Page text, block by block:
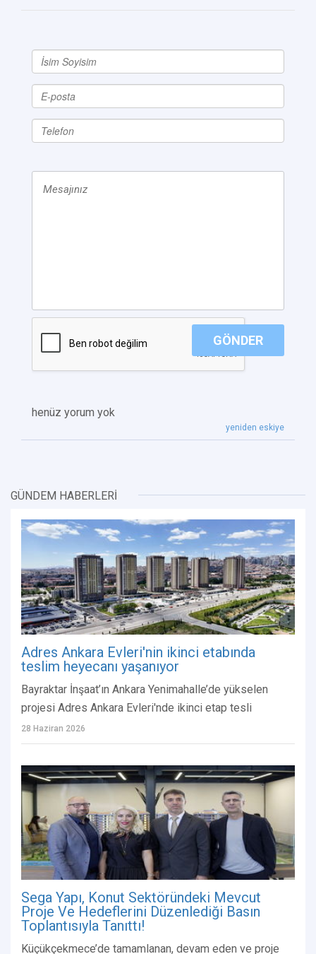
GÖNDER
henüz yorum yok
yeniden eskiye
GÜNDEM HABERLERİ
Adres Ankara Evleri'nin ikinci etabında
teslim heyecanı yaşanıyor
Bayraktar İnşaat’ın Ankara Yenimahalle’de yükselen
projesi Adres Ankara Evleri'nde ikinci etap tesli
28 Haziran 2026
Sega Yapı, Konut Sektöründeki Mevcut
Proje Ve Hedeflerini Düzenlediği Basın
Toplantısıyla Tanıttı!
Küçükçekmece’de tamamlanan, devam eden ve proje